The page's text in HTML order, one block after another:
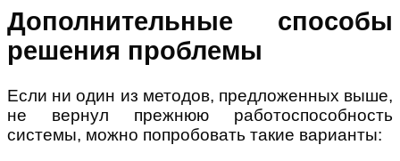
Дополнительные способы
решения проблемы
Если ни один из методов, предложенных выше,
не вернул прежнюю работоспособность
системы, можно попробовать такие варианты: